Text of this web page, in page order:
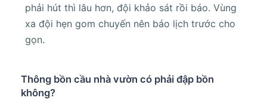
phải hút thì lâu hơn, đội khảo sát rồi báo. Vùng
xa đội hẹn gom chuyến nên báo lịch trước cho
gọn.
Thông bồn cầu nhà vườn có phải đập bồn
không?